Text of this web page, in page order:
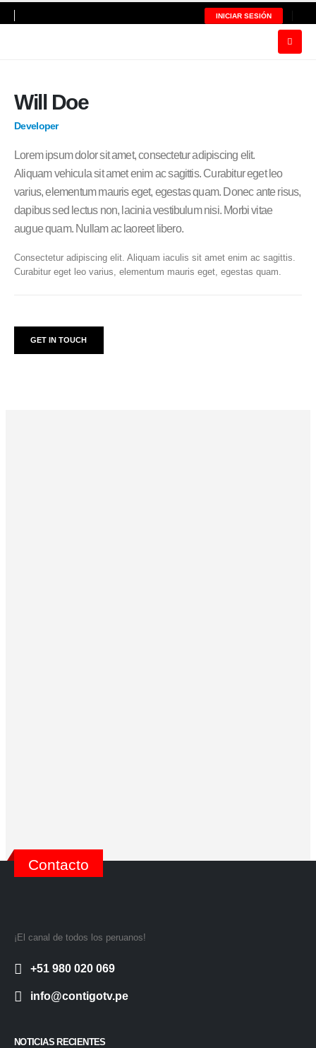
INICIAR SESIÓN
Will Doe
Developer
Lorem ipsum dolor sit amet, consectetur adipiscing elit.
Aliquamvehiculasit amet enim ac sagittis. Curabitur eget leo
varius, elementum mauris eget, egestas quam. Donec ante risus,
dapibus sed lectus non, lacinia vestibulum nisi. Morbi vitae
augue quam. Nullam ac laoreet libero.
Consectetur adipiscing elit. Aliquam iaculis sit amet enim ac sagittis.
Curabitur eget leo varius, elementum mauris eget, egestas quam.
GET IN TOUCH
Contacto
¡El canal de todos los peruanos!
+51 980 020 069
info@contigotv.pe
NOTICIAS RECIENTES